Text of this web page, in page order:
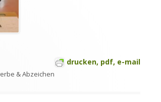
drucken, pdf, e-mail
& Abzeichen